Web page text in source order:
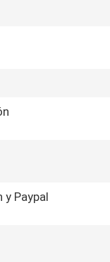
y Paypal